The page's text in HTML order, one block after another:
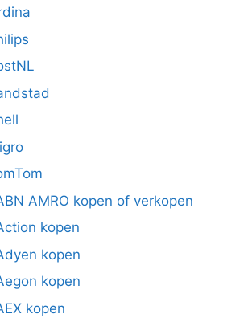
AMRO kopen of verkopen
kopen
kopen
kopen
kopen